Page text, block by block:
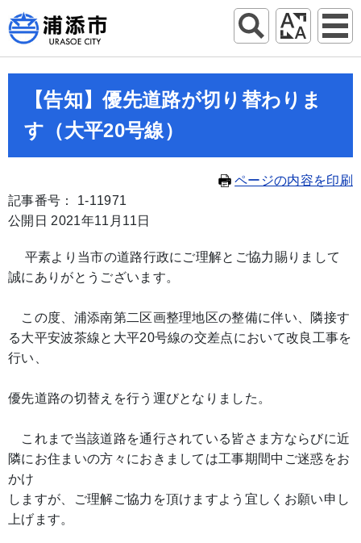
【告知】優先道路が切り替わりま
す（大平20号線）
ページの内容を印刷
記事番号： 1-11971
公開日 2021年11月11日
平素より当市の道路行政にご理解とご協力賜りまして
誠にありがとうございます。
この度、浦添南第二区画整理地区の整備に伴い、隣接す
る大平安波茶線と大平20号線の交差点において改良工事を
行い、
優先道路の切替えを行う運びとなりました。
これまで当該道路を通行されている皆さま方ならびに近
隣にお住まいの方々におきましては工事期間中ご迷惑をお
かけ
しますが、ご理解ご協力を頂けますよう宜しくお願い申し
上げます。